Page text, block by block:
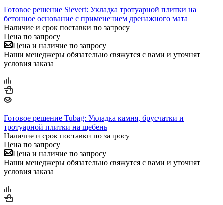
Готовое решение Sievert: Укладка тротуарной плитки на
бетонное основание с применением дренажного мата
Наличие и срок поставки по запросу
Цена по запросу
Цена и наличие по запросу
Наши менеджеры обязательно свяжутся с вами и уточнят
условия заказа
Готовое решение Tubag: Укладка камня, брусчатки и
тротуарной плитки на щебень
Наличие и срок поставки по запросу
Цена по запросу
Цена и наличие по запросу
Наши менеджеры обязательно свяжутся с вами и уточнят
условия заказа